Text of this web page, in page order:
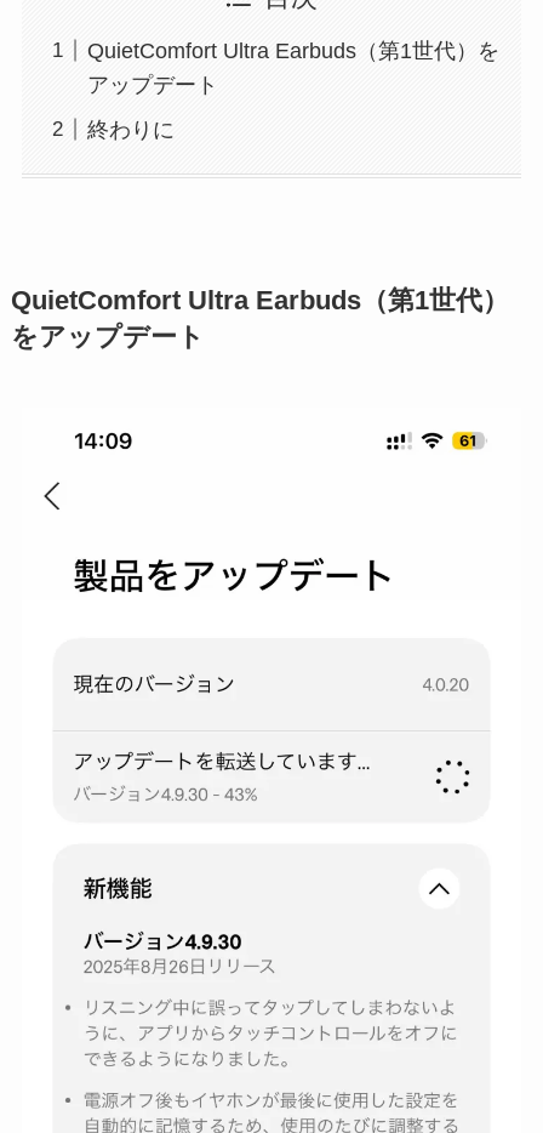
QuietComfort Ultra Earbuds（第1世代）を
アップデート
終わりに
QuietComfort Ultra Earbuds（第1世代）
をアップデート